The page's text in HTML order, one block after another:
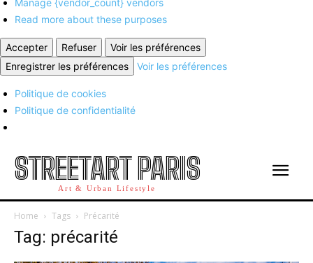
Read more about these purposes
Accepter Refuser
Voir les préférences
Enregistrer les préférences
Voir les préférences
Politique de cookies
Politique de confidentialité
STREETART PARIS
Art & Urban Lifestyle
Home Tags Précarité
Tag: précarité